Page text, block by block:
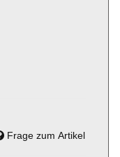
Frage zum Artikel